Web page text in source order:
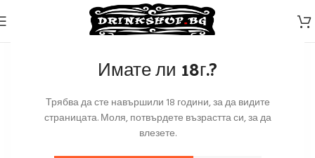
Имате ли 18г.?
Трябва да сте навършили 18 години, за да видите
страницата. Моля, потвърдете възрастта си, за да
влезете.